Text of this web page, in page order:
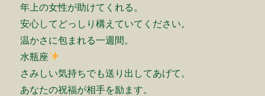
年上の女性が助けてくれる。
安心してどっしり構えていてください。
温かさに包まれる一週間。
水瓶座
さみしい気持ちでも送り出してあげて。
あなたの祝福が相手を励ます。